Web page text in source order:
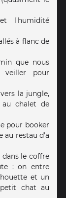
l'humidité
à flanc de
que nous
veiller pour
la jungle,
au chalet de
pour booker
au restau d'a
dans le coffre
: on entre
et un
chat au